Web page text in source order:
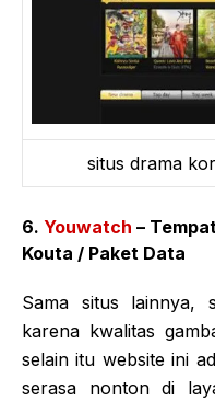
situs drama
6. Youwatch –
Kouta / Paket Data
Sama situs lainnya,
karena kwalitas
selain itu website ini
serasa nonton di